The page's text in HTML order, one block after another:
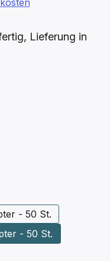
Lieferung in
nicht verfügbar.)
- 50 St.
- 50 St.